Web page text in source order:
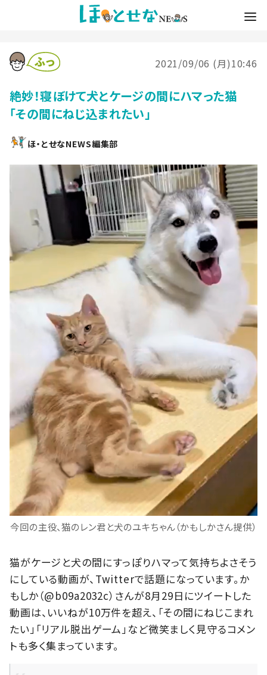
2021/09/06 (月)10:46
絶妙！寝ぼけて犬とケージの間にハマった猫
「その間にねじ込まれたい」
ほ・とせなNEWS編集部
今回の主役、猫のレン君と犬のユキちゃん（かもしかさん提供）
猫がケージと犬の間にすっぽりハマって気持ちよさそう
にしている動画が、Twitterで話題になっています。か
もしか（@b09a2032c）さんが8月29日にツイートした
動画は、いいねが10万件を超え、「その間にねじこまれ
たい」「リアル脱出ゲーム」など微笑ましく見守るコメン
トも多く集まっています。